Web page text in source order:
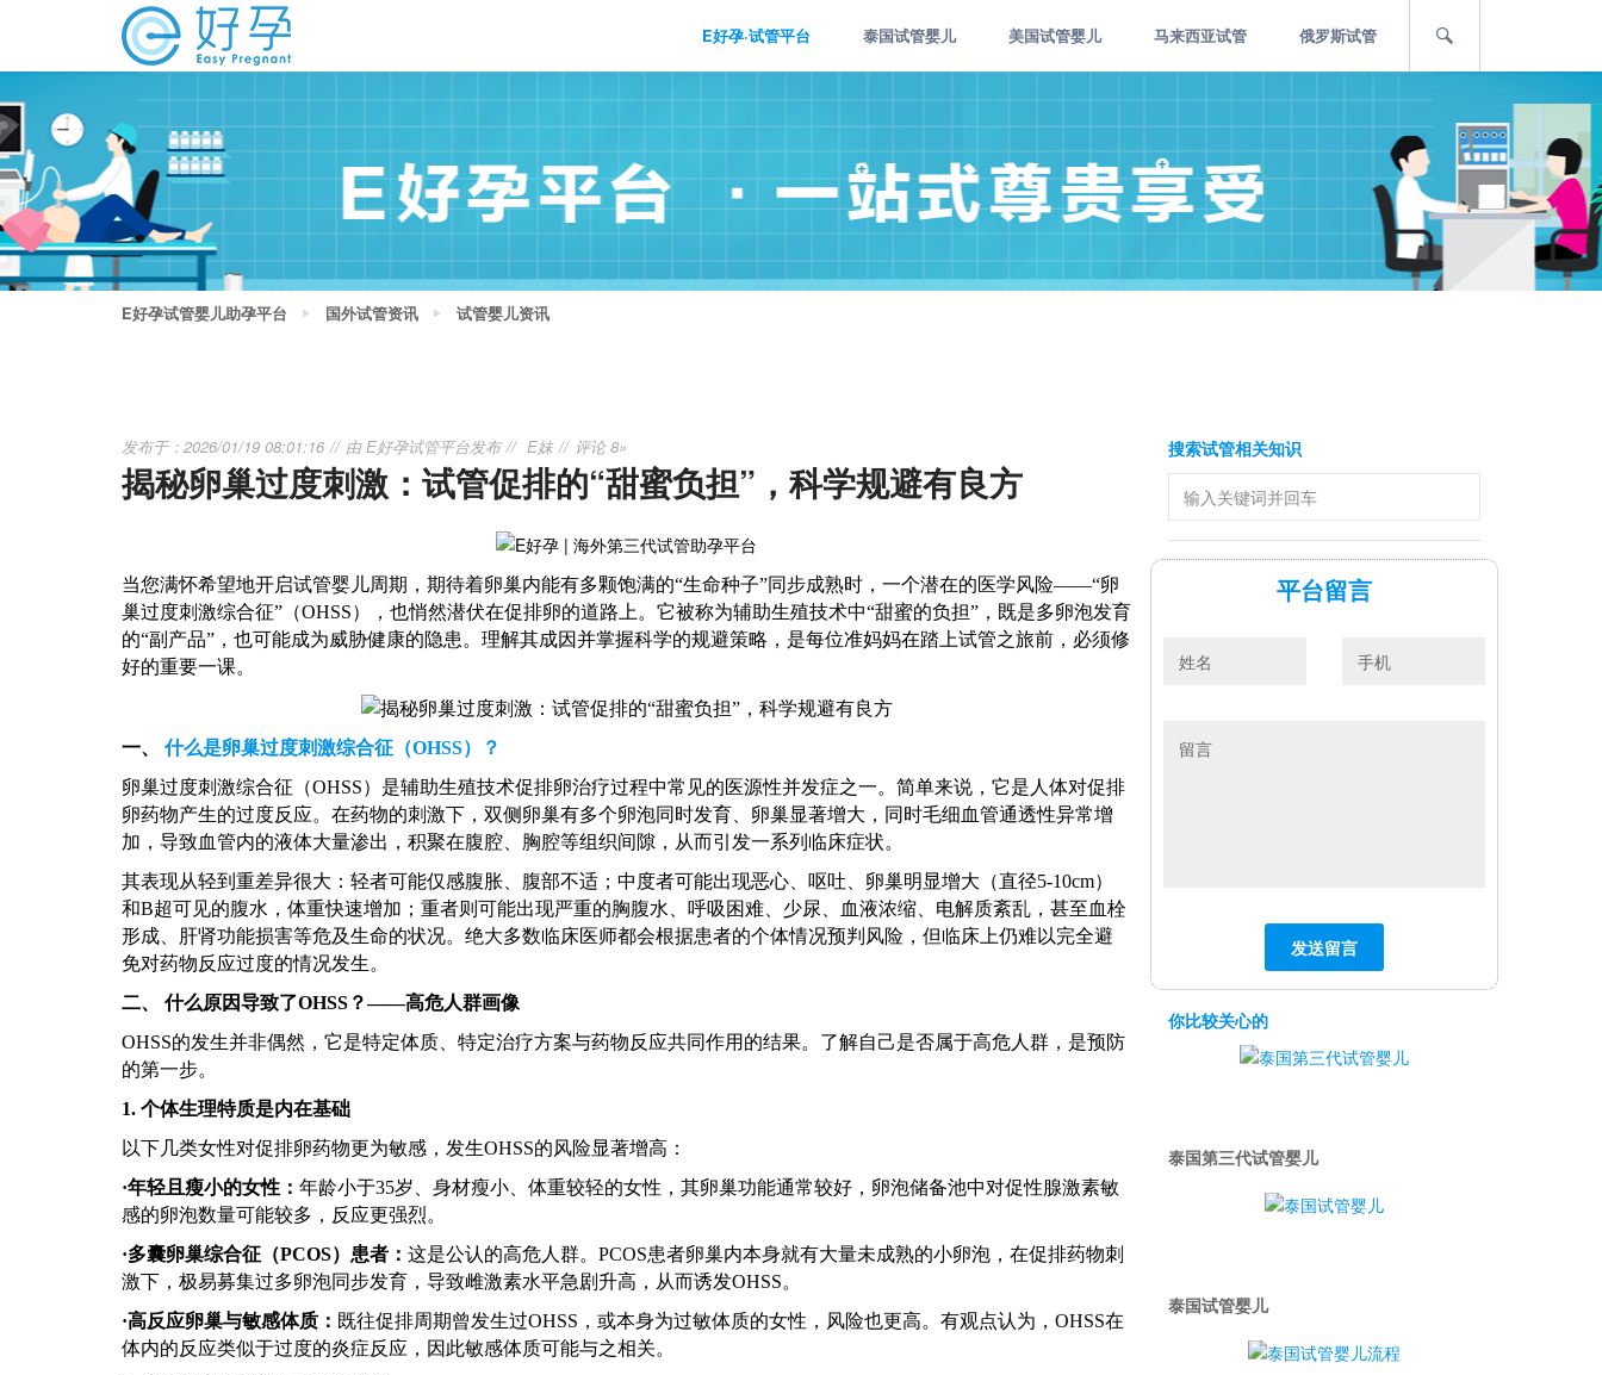
E好孕·试管平台 泰国试管婴儿 美国试管婴儿 马来西亚试管 俄罗斯试管
E好孕试管婴儿助孕平台 国外试管资讯 试管婴儿资讯
发布于：2026/01/19 08:01:16 由E好孕试管平台发布 E妹 评论 8»
揭秘卵巢过度刺激：试管促排的“甜蜜负担”，科学规避有良方
当您满怀希望地开启试管婴儿周期，期待着卵巢内能有多颗饱满的“生命种子”同步成熟时，一个潜在的医学风险——“卵
巢过度刺激综合征”（OHSS），也悄然潜伏在促排卵的道路上。它被称为辅助生殖技术中“甜蜜的负担”，既是多卵泡发育
的“副产品”，也可能成为威胁健康的隐患。理解其成因并掌握科学的规避策略，是每位准妈妈在踏上试管之旅前，必须修
好的重要一课。
一、 什么是卵巢过度刺激综合征（OHSS）？
卵巢过度刺激综合征（OHSS）是辅助生殖技术促排卵治疗过程中常见的医源性并发症之一。简单来说，它是人体对促排
卵药物产生的过度反应。在药物的刺激下，双侧卵巢有多个卵泡同时发育、卵巢显著增大，同时毛细血管通透性异常增
加，导致血管内的液体大量渗出，积聚在腹腔、胸腔等组织间隙，从而引发一系列临床症状。
其表现从轻到重差异很大：轻者可能仅感腹胀、腹部不适；中度者可能出现恶心、呕吐、卵巢明显增大（直径5-10cm）
和B超可见的腹水，体重快速增加；重者则可能出现严重的胸腹水、呼吸困难、少尿、血液浓缩、电解质紊乱，甚至血栓
形成、肝肾功能损害等危及生命的状况。绝大多数临床医师都会根据患者的个体情况预判风险，但临床上仍难以完全避
免对药物反应过度的情况发生。
二、
什么原因导致了OHSS？——高危人群画像
OHSS的发生并非偶然，它是特定体质、特定治疗方案与药物反应共同作用的结果。了解自己是否属于高危人群，是预防
的第一步。
1. 个体生理特质是内在基础
以下几类女性对促排卵药物更为敏感，发生OHSS的风险显著增高：
·年轻且瘦小的女性： 年龄小于35岁、身材瘦小、体重较轻的女性，其卵巢功能通常较好，卵泡储备池中对促性腺激素敏
感的卵泡数量可能较多，反应更强烈。
·多囊卵巢综合征（PCOS）患者： 这是公认的高危人群。 PCOS患者卵巢内本身就有大量未成熟的小卵泡，在促排药物刺
激下，极易募集过多卵泡同步发育，导致雌激素水平急剧升高，从而诱发OHSS。
·高反应卵巢与敏感体质： 既往促排周期曾发生过OHSS，或本身为过敏体质的女性，风险也更高。有观点认为，OHSS在
体内的反应类似于过度的炎症反应，因此敏感体质可能与之相关。
搜索试管相关知识
平台留言
你比较关心的
泰国第三代试管婴儿
泰国试管婴儿